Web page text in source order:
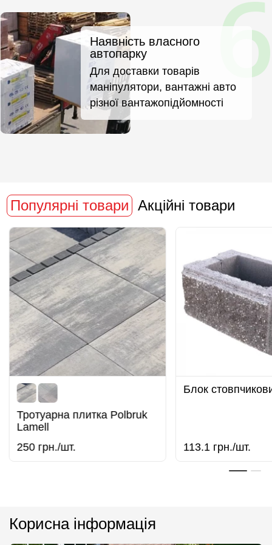
Наявність власного
автопарку
Для доставки товарів
маніпулятори, вантажні авто
різної вантажопідйомності
Популярні товари Акційні товари
Тротуарна плитка Polbruk
Lamell
250грн./шт.
Блок
113.1грн./шт.
Корисна інформація